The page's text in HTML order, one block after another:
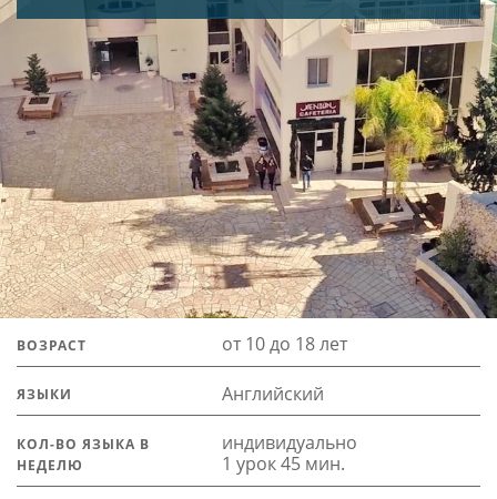
ВОЗРАСТ от 10 до 18 лет
ЯЗЫКИ Английский
КОЛ-ВО ЯЗЫКА В
НЕДЕЛЮ
индивидуально
1 урок 45 мин.